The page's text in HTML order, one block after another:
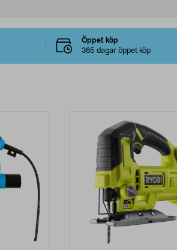
Öppet köp
365 dagar öppet köp